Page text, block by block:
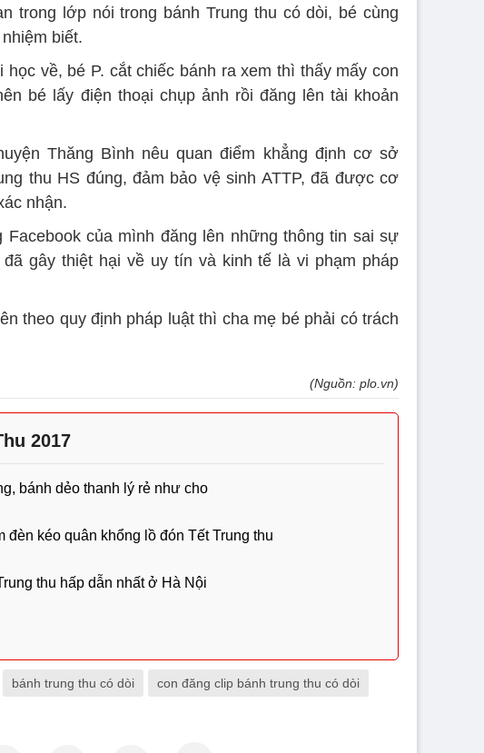
trong lớp nói trong bánh Trung thu có dòi, bé cùng
biết.
học về, bé P. cắt chiếc bánh ra xem thì thấy mấy con
bé lấy điện thoại chụp ảnh rồi đăng lên tài khoản
Thăng Bình nêu quan điểm khẳng định cơ sở
thu HS đúng, đảm bảo vệ sinh ATTP, đã được cơ
nhận.
của mình đăng lên những thông tin sai sự
gây thiệt hại về uy tín và kinh tế là vi phạm pháp
theo quy định pháp luật thì cha mẹ bé phải có trách
(Nguồn: plo.vn)
2017
bánh dẻo thanh lý rẻ như cho
đèn kéo quân khổng lồ đón Tết Trung thu
thu hấp dẫn nhất ở Hà Nội
bánh trung thu có dòi con đăng clip bánh trung thu có dòi